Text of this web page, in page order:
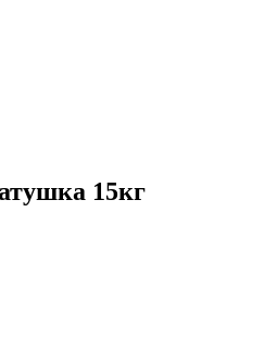
15кг